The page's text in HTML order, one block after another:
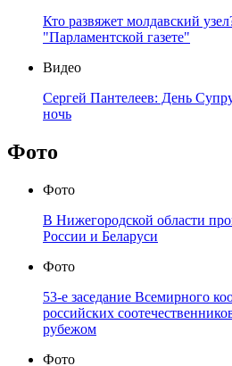
Кто развяжет молдавский
"Парламентской газете"
Видео
Сергей Пантелеев: День
ночь
Фото
Фото
В Нижегородской области
России и Беларуси
Фото
53-е заседание Всемирного
российских
рубежом
Фото